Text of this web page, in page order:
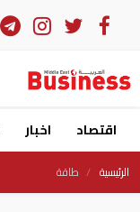
اقتصاد اخبار
الرئيسية طاقة